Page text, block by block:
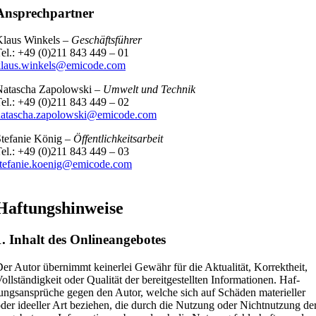
Win­kels – Geschäfts­füh­rer
+49 (0)211 843 449 – 01
Zapo­low­ski – Umwelt und Tech­nik
+49 (0)211 843 449 – 02
König – Öffent­lich­keits­ar­beit
+49 (0)211 843 449 – 03
Inhalt des Onlineangebotes
Autor über­nimmt kei­ner­lei Gewähr für die Aktua­li­tät, Kor­rekt­heit,
oder Qua­li­tät der bereit­ge­stell­ten Infor­ma­tio­nen. Haf­
gegen den Autor, wel­che sich auf Schä­den mate­ri­el­ler
ideel­ler Art bezie­hen, die durch die Nut­zung oder Nicht­nut­zung